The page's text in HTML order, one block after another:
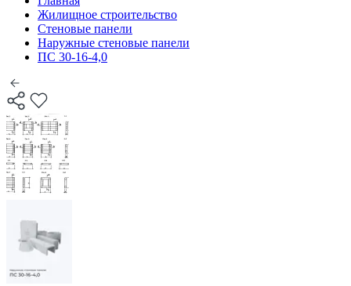
Жилищное строительство
Стеновые панели
Наружные стеновые панели
ПС 30-16-4,0